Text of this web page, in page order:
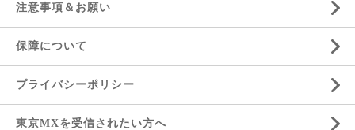
注意事項＆お願い
保障について
プライバシーポリシー
東京MXを受信されたい方へ